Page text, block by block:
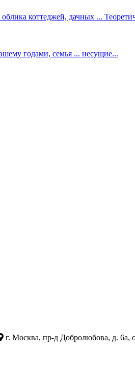
коттеджей, дачных ...
годами, семья ... несущие...
г. Москва, пр-д Добролюбова, д. 6а,